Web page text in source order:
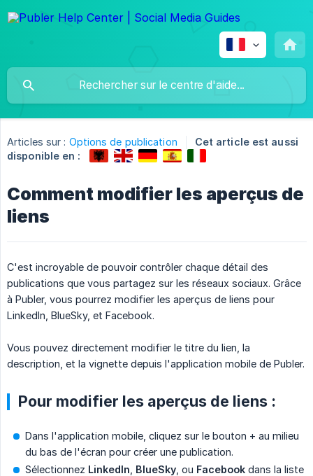
Articles sur : Options de publication
Cet article est aussi
disponible en :
Comment modifier les aperçus de
liens
C'est incroyable de pouvoir contrôler chaque détail des
publications que vous partagez sur les réseaux sociaux. Grâce
à Publer, vous pourrez modifier les aperçus de liens pour
LinkedIn, BlueSky, et Facebook.
Vous pouvez directement modifier le titre du lien, la
description, et la vignette depuis l'application mobile de Publer.
Pour modifier les aperçus de liens :
Dans l'application mobile, cliquez sur le bouton + au milieu
du bas de l'écran pour créer une publication.
Sélectionnez LinkedIn BlueSky , ou Facebook dans la liste